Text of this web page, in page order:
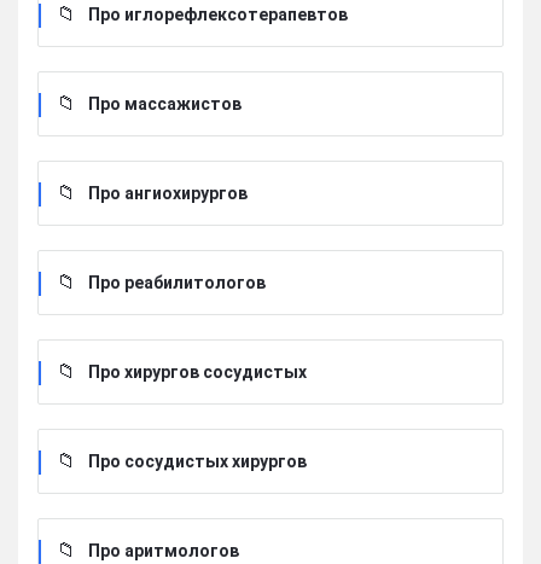
Про иглорефлексотерапевтов
Про массажистов
Про ангиохирургов
Про реабилитологов
Про хирургов сосудистых
Про сосудистых хирургов
Про аритмологов